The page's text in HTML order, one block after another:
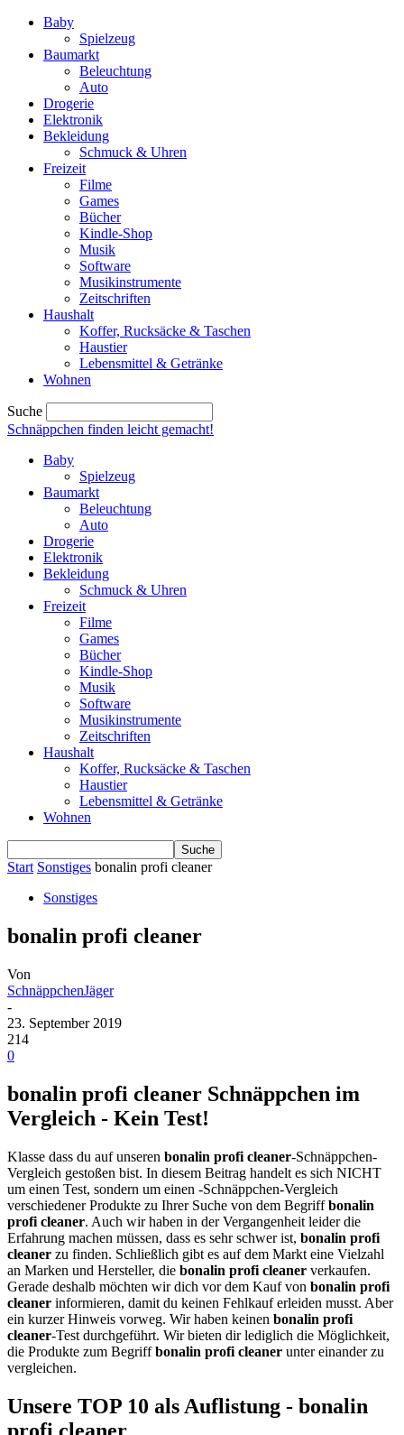
Baby
Spielzeug
Baumarkt
Beleuchtung
Auto
Drogerie
Elektronik
Bekleidung
Schmuck & Uhren
Freizeit
Filme
Games
Bücher
Kindle-Shop
Musik
Software
Musikinstrumente
Zeitschriften
Haushalt
Koffer, Rucksäcke & Taschen
Haustier
Lebensmittel & Getränke
Wohnen
Suche
Schnäppchen finden leicht gemacht!
Baby
Spielzeug
Baumarkt
Beleuchtung
Auto
Drogerie
Elektronik
Bekleidung
Schmuck & Uhren
Freizeit
Filme
Games
Bücher
Kindle-Shop
Musik
Software
Musikinstrumente
Zeitschriften
Haushalt
Koffer, Rucksäcke & Taschen
Haustier
Lebensmittel & Getränke
Wohnen
Start Sonstiges bonalin profi cleaner
Sonstiges
bonalin profi cleaner
Von
SchnäppchenJäger
-
23. September 2019
214
0
bonalin profi cleaner Schnäppchen im
Vergleich - Kein Test!
Klasse dass du auf unseren bonalin profi cleaner-Schnäppchen-
Vergleich gestoßen bist. In diesem Beitrag handelt es sich NICHT
um einen Test, sondern um einen -Schnäppchen-Vergleich
verschiedener Produkte zu Ihrer Suche von dem Begriffbonalin
profi cleaner. Auch wir haben in der Vergangenheit leider die
Erfahrung machen müssen, dass es sehr schwer ist, bonalin profi
cleaner zu finden. Schließlich gibt es auf dem Markt eine Vielzahl
an Marken und Hersteller, die bonalin profi cleaner verkaufen.
Gerade deshalb möchten wir dich vor dem Kauf von bonalin profi
cleaner informieren, damit du keinen Fehlkauf erleiden musst. Aber
ein kurzer Hinweis vorweg. Wir haben keinen bonalin profi
cleaner-Test durchgeführt. Wir bieten dir lediglich die Möglichkeit,
die Produkte zum Begriffbonalin profi cleaner unter einander zu
vergleichen.
Unsere TOP 10 als Auflistung - bonalin
profi cleaner